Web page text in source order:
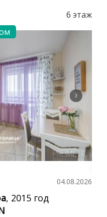
6 этаж
04.08.2026
, 2015 год